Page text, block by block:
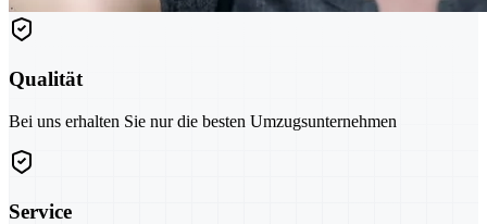
Qualität
Bei uns erhalten Sie nur die besten Umzugsunternehmen
Service